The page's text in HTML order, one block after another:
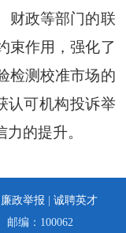
财政等部门的联
束作用，强化了
检测校准市场的
认可机构投诉举
的提升。
廉政举报 |诚聘英才
编：100062